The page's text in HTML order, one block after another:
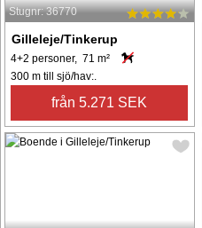
Stugnr: 36770
Gilleleje/Tinkerup
4+2 personer, 71 m²
300 m till sjö/hav:.
från 5.271 SEK